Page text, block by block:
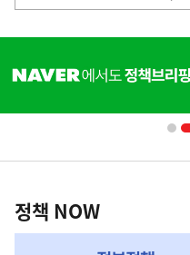
단
영
책
NOW,
정책 NOW